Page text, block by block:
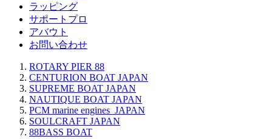
ラッピング
サポートプロ
アバウト
お問い合わせ
ROTARY PIER 88
CENTURION BOAT JAPAN
SUPREME BOAT JAPAN
NAUTIQUE BOAT JAPAN
PCM marine engines JAPAN
SOULCRAFT JAPAN
88BASS BOAT